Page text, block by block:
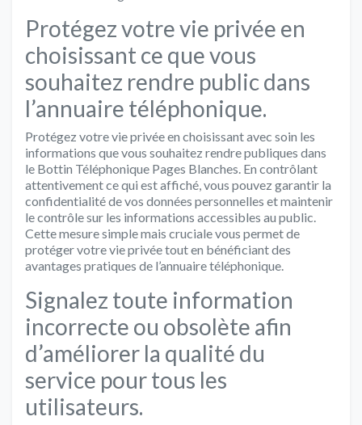
Protégez votre vie privée en
choisissant ce que vous
souhaitez rendre public dans
l’annuaire téléphonique.
Protégez votre vie privée en choisissant avec soin les
informations que vous souhaitez rendre publiques dans
le Bottin Téléphonique Pages Blanches. En contrôlant
attentivement ce qui est affiché, vous pouvez garantir la
confidentialité de vos données personnelles et maintenir
le contrôle sur les informations accessibles au public.
Cette mesure simple mais cruciale vous permet de
protéger votre vie privée tout en bénéficiant des
avantages pratiques de l’annuaire téléphonique.
Signalez toute information
incorrecte ou obsolète afin
d’améliorer la qualité du
service pour tous les
utilisateurs.